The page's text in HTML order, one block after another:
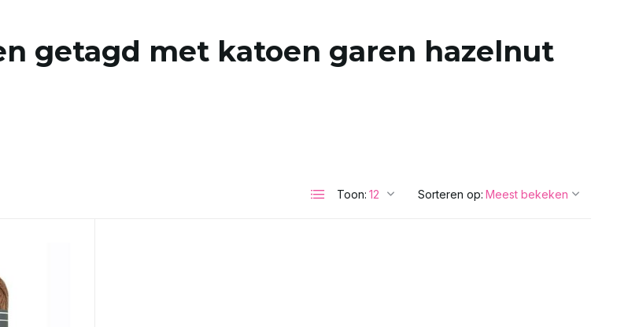
getagd met katoen garen hazelnut
Toon: Sorteren op: